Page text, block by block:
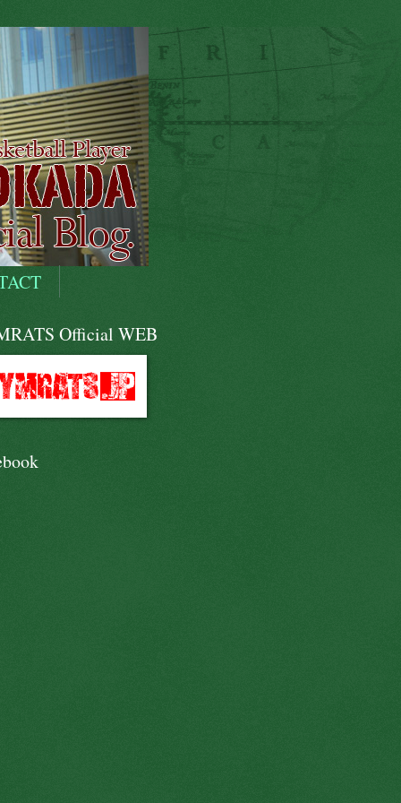
Official WEB